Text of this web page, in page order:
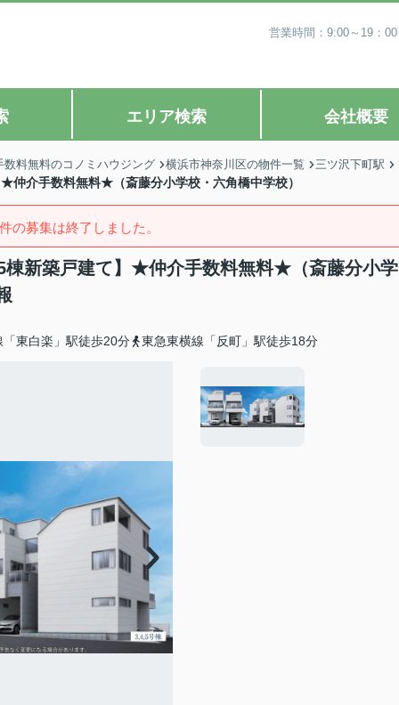
営業時間：9:00～19：
エリア検索 会社概要
料無料のコノミハウジング 横浜市神奈川区の物件一覧 三ツ沢下町駅
仲介手数料無料★（斎藤分小学校・六角橋中学校）
の募集は終了しました。
棟新築戸建て】★仲介手数料無料★（斎藤分小学
「東白楽」駅徒歩20分 東急東横線「反町」駅徒歩18分